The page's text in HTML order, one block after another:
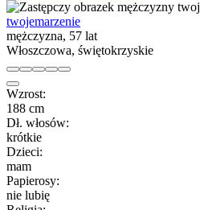
twojemarzenie
mężczyzna, 57 lat
Włoszczowa, świętokrzyskie
Wzrost:
188 cm
Dł. włosów:
krótkie
Dzieci:
mam
Papierosy:
nie lubię